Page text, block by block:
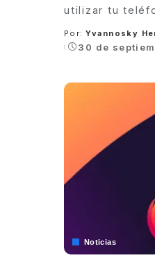
utilizar tu
Posted
by
Por: Yvannosky
30 de
Noticias